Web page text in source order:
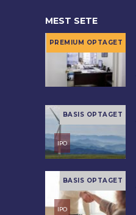
MEST SETE